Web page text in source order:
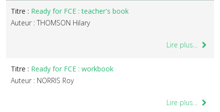
Titre : Ready for FCE : teacher's book
Auteur : THOMSON Hilary
Lire plus...
Titre : Ready for FCE : workbook
Auteur : NORRIS Roy
Lire plus...